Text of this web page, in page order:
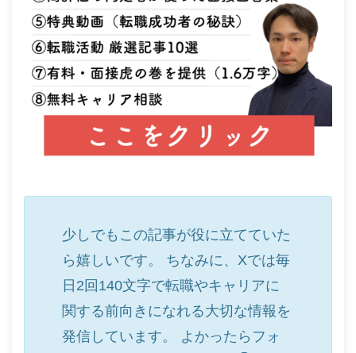
少しでもこの記事が役に立てていた
ら嬉しいです。 ちなみに、Xでは毎
日2回140文字で転職やキャリアに
関する前向きになれる大切な情報を
発信しています。 よかったらフォ